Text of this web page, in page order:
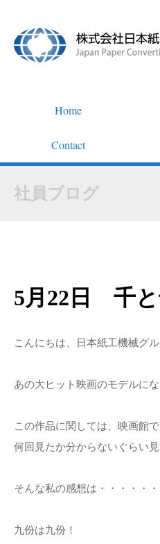
Home
Contact
社員ブログ
5月22日 千と
こんにちは、日本紙工機械グ
あの大ヒット映画のモデルに
この作品に関しては、映画館
何回見たか分からないぐらい
そんな私の感想は・・・・・・
九份は九份！